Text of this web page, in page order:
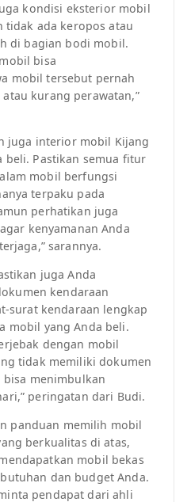
kondisi eksterior mobil
tidak ada keropos atau
di bagian bodi mobil.
bisa
mobil tersebut pernah
kurang perawatan,”
juga interior mobil Kijang
beli. Pastikan semua fitur
mobil berfungsi
terpaku pada
perhatikan juga
kenyamanan Anda
sarannya.
juga Anda
kendaraan
surat kendaraan lengkap
mobil yang Anda beli.
dengan mobil
tidak memiliki dokumen
menimbulkan
peringatan dari Budi.
panduan memilih mobil
berkualitas di atas,
mobil bekas
dan budget Anda.
pendapat dari ahli